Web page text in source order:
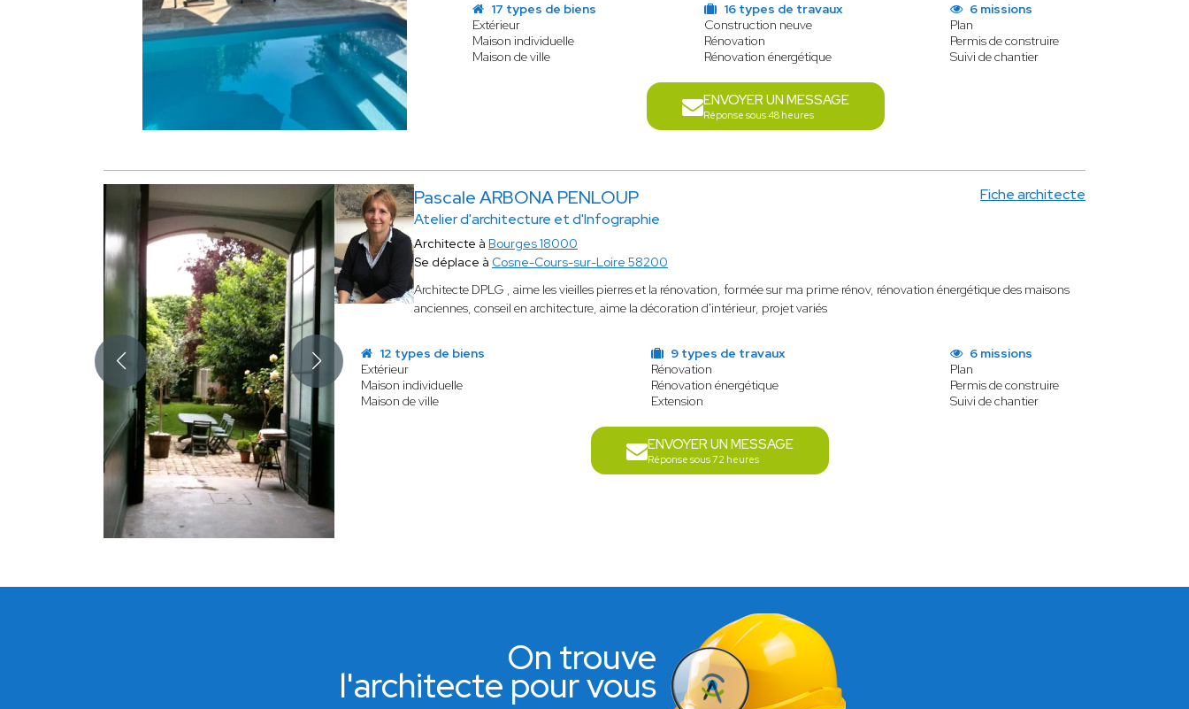
17 types de biens
Extérieur
Maison individuelle
Maison de ville
16 types de travaux
Construction neuve
Rénovation
Rénovation énergétique
6 missions
Plan
Permis de construire
Suivi de chantier
ENVOYER UN MESSAGE
Réponse sous 48 heures
Pascale ARBONA PENLOUP
Atelier d'architecture et d'Infographie
Fiche architecte
Architecte à Bourges 18000
Se déplace à Cosne-Cours-sur-Loire 58200
Architecte DPLG , aime les vieilles pierres et la rénovation, formée sur ma prime rénov, rénovation énergétique des maisons
anciennes, conseil en architecture, aime la décoration d'intérieur, projet variés
12 types de biens
Extérieur
Maison individuelle
Maison de ville
9 types de travaux
Rénovation
Rénovation énergétique
Extension
6 missions
Plan
Permis de construire
Suivi de chantier
ENVOYER UN MESSAGE
Réponse sous 72 heures
On trouve
l'architecte pour vous